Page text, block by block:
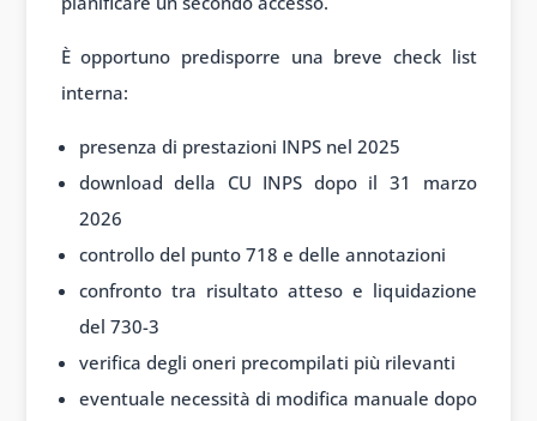
È opportuno predisporre una breve check list
interna:
presenza di prestazioni INPS nel 2025
download della CU INPS dopo il 31 marzo
2026
controllo del punto 718 e delle annotazioni
confronto tra risultato atteso e liquidazione
del 730-3
verifica degli oneri precompilati più rilevanti
eventuale necessità di modifica manuale dopo